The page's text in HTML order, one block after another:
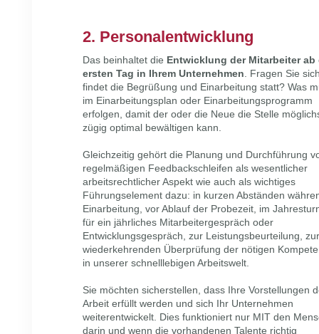
2. Personalentwicklung
Das beinhaltet die Entwicklung der Mitarbeiter ab
ersten Tag in Ihrem Unternehmen . Fragen Sie
findet die Begrüßung und Einarbeitung statt? Was
im Einarbeitungsplan oder Einarbeitungsprogramm
erfolgen, damit der oder die Neue die Stelle
zügig optimal bewältigen kann.
Gleichzeitig gehört die Planung und Durchführung
regelmäßigen Feedbackschleifen als wesentlicher
arbeitsrechtlicher Aspekt wie auch als wichtiges
Führungselement dazu: in kurzen Abständen
Einarbeitung, vor Ablauf der Probezeit, im
für ein jährliches Mitarbeitergespräch oder
Entwicklungsgespräch, zur Leistungsbeurteilung, zur
wiederkehrenden Überprüfung der nötigen
in unserer schnelllebigen Arbeitswelt.
Sie möchten sicherstellen, dass Ihre Vorstellungen
Arbeit erfüllt werden und sich Ihr Unternehmen
weiterentwickelt. Dies funktioniert nur MIT den
darin und wenn die vorhandenen Talente richtig